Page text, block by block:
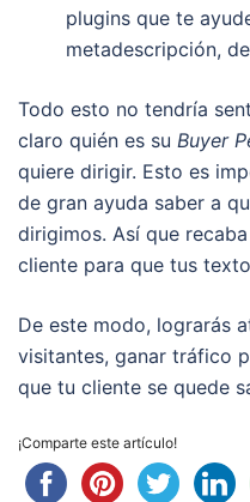
plugins que te
metadescripción,
Todo esto no tendría
claro quién es su Buyer
quiere dirigir. Esto es
de gran ayuda saber a
dirigimos. Así que
cliente para que tus
De este modo, lograrás
visitantes, ganar tráfico
que tu cliente se quede
¡Comparte este artículo!